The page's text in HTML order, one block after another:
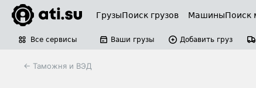
ГрузыПоиск грузов МашиныПоиск
Все сервисы Ваши грузы Добавить груз
← Таможня и ВЭД